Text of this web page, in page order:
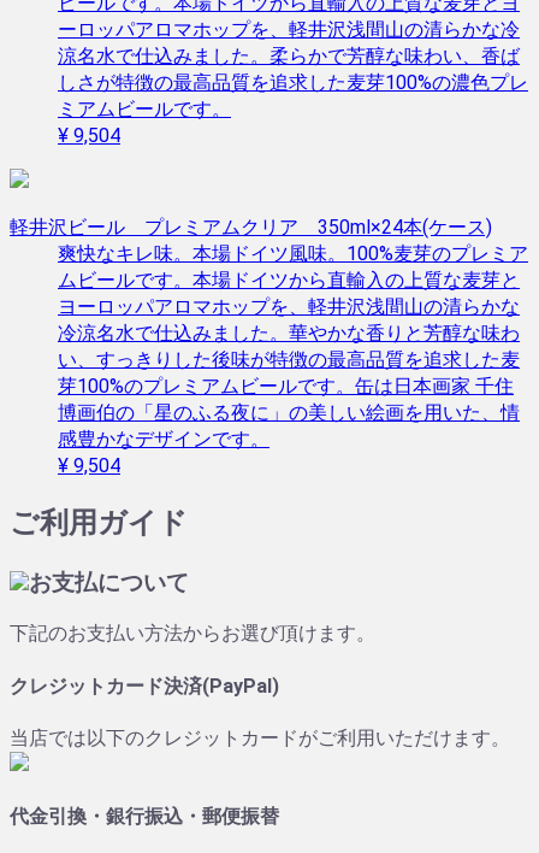
ーロッパアロマホップを、軽井沢浅間山の清らかな冷
涼名水で仕込みました。柔らかで芳醇な味わい、香ば
しさが特徴の最高品質を追求した麦芽100%の濃色プレ
ミアムビールです。
¥ 9,504
軽井沢ビール プレミアムクリア 350ml×24本(ケース)
爽快なキレ味。本場ドイツ風味。100%麦芽のプレミア
ムビールです。本場ドイツから直輸入の上質な麦芽と
ヨーロッパアロマホップを、軽井沢浅間山の清らかな
冷涼名水で仕込みました。華やかな香りと芳醇な味わ
い、すっきりした後味が特徴の最高品質を追求した麦
芽100%のプレミアムビールです。缶は日本画家 千住
博画伯の「星のふる夜に」の美しい絵画を用いた、情
感豊かなデザインです。
¥ 9,504
ご利用ガイド
お支払について
下記のお支払い方法からお選び頂けます。
クレジットカード決済(PayPal)
当店では以下のクレジットカードがご利用いただけます。
代金引換・銀行振込・郵便振替